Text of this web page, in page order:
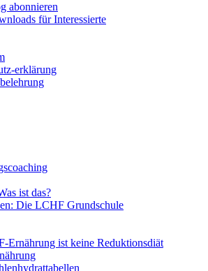
abonnieren
für Interessierte
erklärung
ist das?
Die LCHF Grundschule
Ernährung ist keine Reduktionsdiät